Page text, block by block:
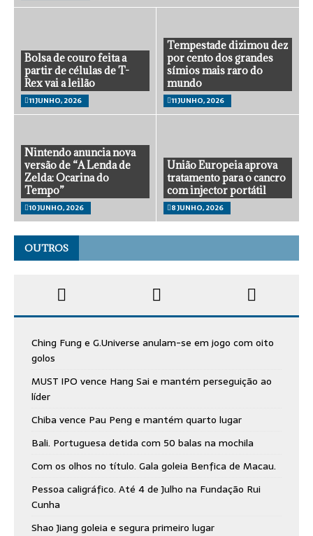
Bolsa de couro feita a
partir de células de T-
Rex vai a leilão
11 JUNHO, 2026
Tempestade dizimou dez
por cento dos grandes
símios mais raro do
mundo
11 JUNHO, 2026
Nintendo anuncia nova
versão de “A Lenda de
Zelda: Ocarina do
Tempo”
10 JUNHO, 2026
União Europeia aprova
tratamento para o cancro
com injector portátil
8 JUNHO, 2026
OUTROS
Ching Fung e G.Universe anulam-se em jogo com oito
golos
MUST IPO vence Hang Sai e mantém perseguição ao
líder
Chiba vence Pau Peng e mantém quarto lugar
Bali. Portuguesa detida com 50 balas na mochila
Com os olhos no título. Gala goleia Benfica de Macau.
Pessoa caligráfico. Até 4 de Julho na Fundação Rui
Cunha
Shao Jiang goleia e segura primeiro lugar